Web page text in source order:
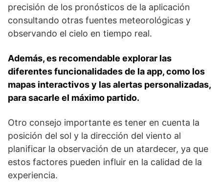
precisión de⁣ los pronósticos de la aplicación
consultando otras fuentes meteorológicas ‍y
observando el​ cielo en tiempo⁣ real.
Además, es ⁣recomendable explorar las‌
diferentes funcionalidades de la app,​ como los
mapas interactivos y las⁣ alertas personalizadas,⁣
para sacarle el máximo partido.
Otro consejo importante es tener en cuenta la
posición del sol y la dirección del viento al
planificar la observación de un⁣ atardecer, ya que
estos factores pueden influir en la calidad ⁤de la
experiencia.